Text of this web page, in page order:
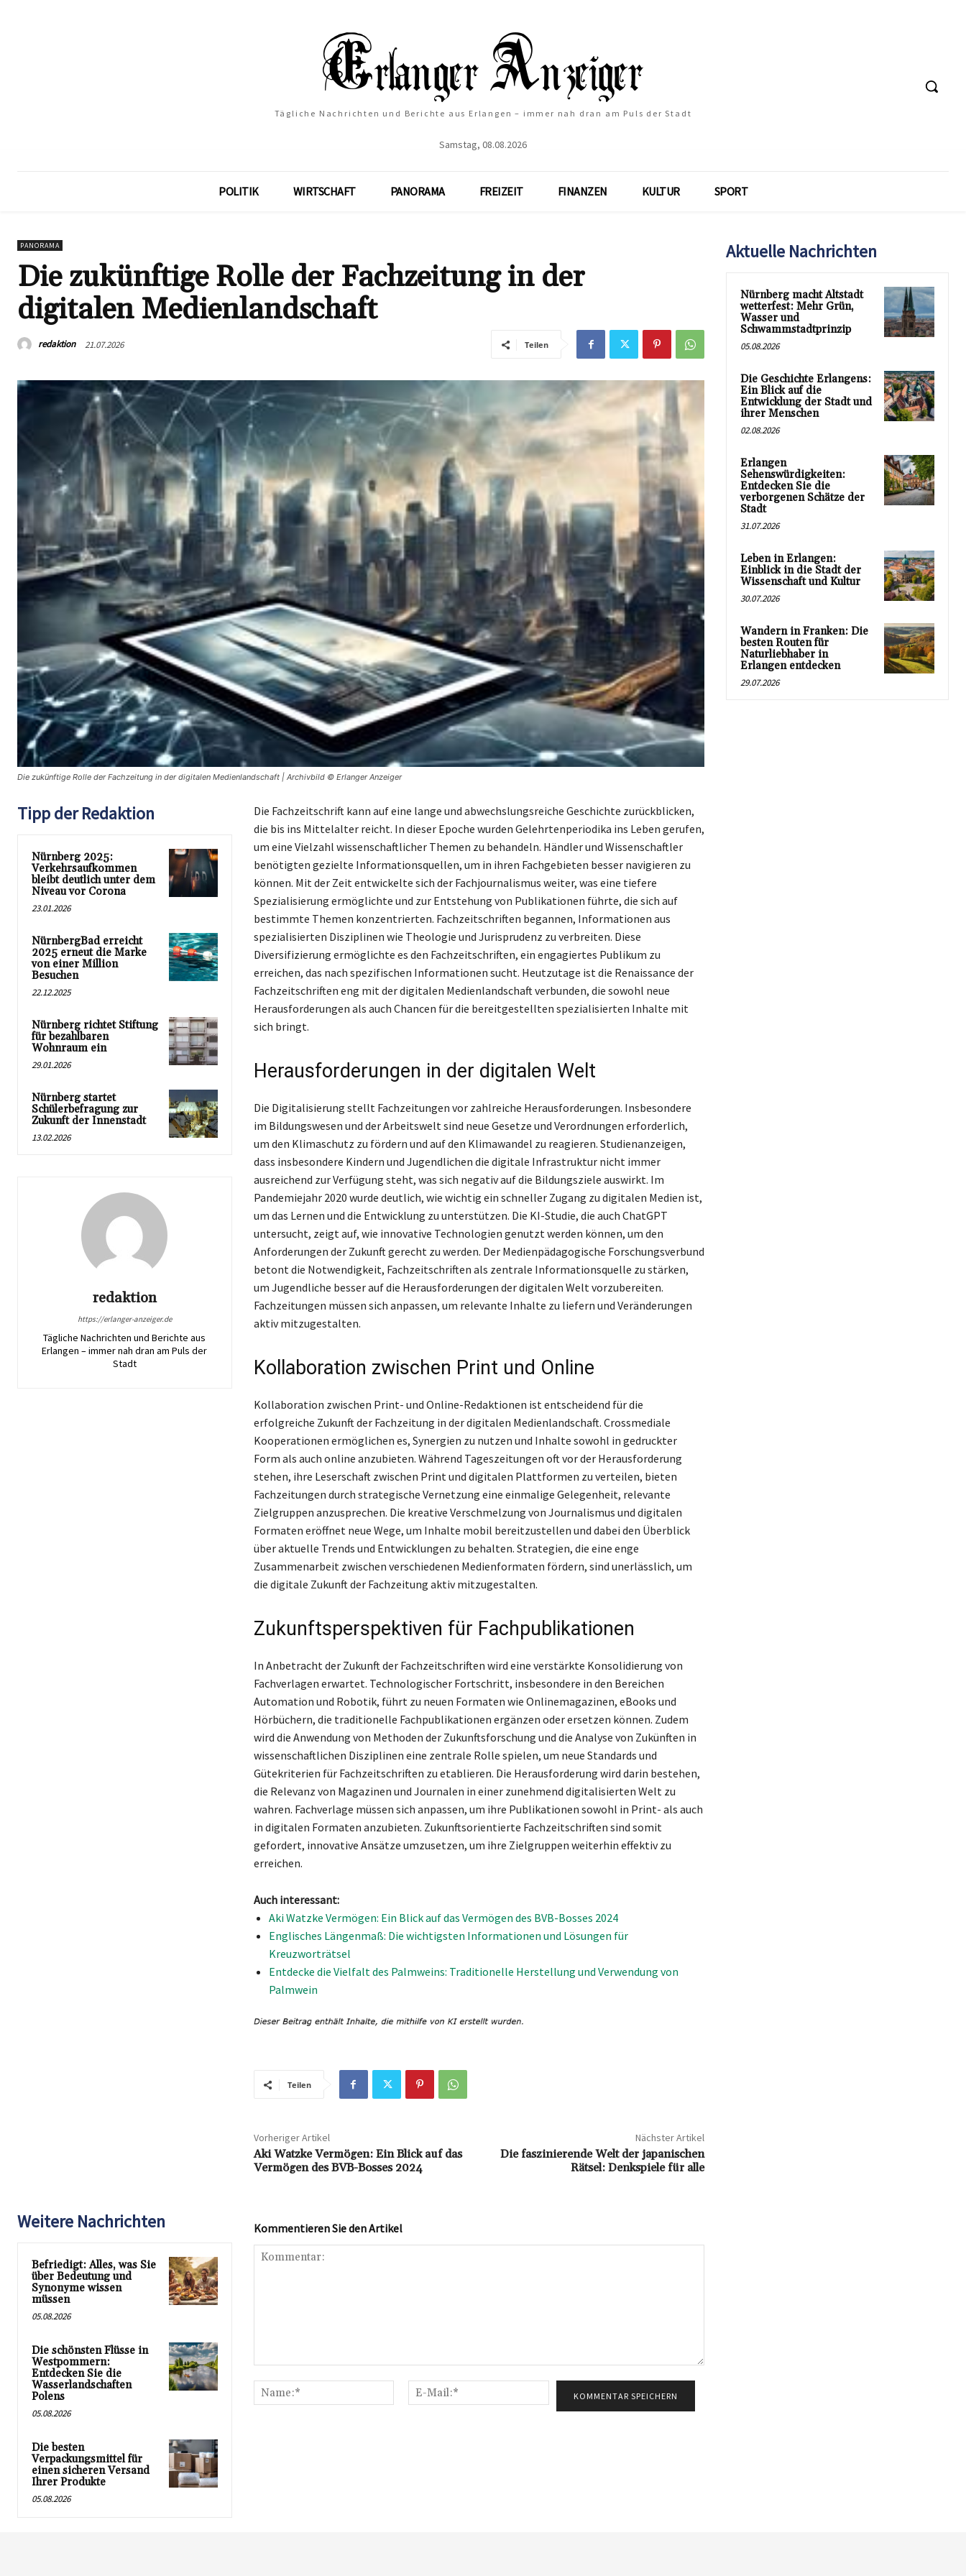
Tägliche Nachrichten und Berichte aus Erlangen – immer nah dran am Puls der Stadt
Samstag, 08.08.2026
POLITIK WIRTSCHAFT PANORAMA FREIZEIT FINANZEN KULTUR SPORT
PANORAMA
Die zukünftige Rolle der Fachzeitung in der
digitalen Medienlandschaft
redaktion 21.07.2026 Teilen
Die zukünftige Rolle der Fachzeitung in der digitalen Medienlandschaft | Archivbild © Erlanger Anzeiger
Tipp der Redaktion
Nürnberg 2025:
Verkehrsaufkommen
bleibt deutlich unter dem
Niveau vor Corona
23.01.2026
NürnbergBad erreicht
2025 erneut die Marke
von einer Million
Besuchen
22.12.2025
Nürnberg richtet Stiftung
für bezahlbaren
Wohnraum ein
29.01.2026
Nürnberg startet
Schülerbefragung zur
Zukunft der Innenstadt
13.02.2026
redaktion
https://erlanger-anzeiger.de
Tägliche Nachrichten und Berichte aus
Erlangen – immer nah dran am Puls der
Stadt
Die Fachzeitschrift kann auf eine lange und abwechslungsreiche Geschichte zurückblicken,
die bis ins Mittelalter reicht. In dieser Epoche wurden Gelehrtenperiodika ins Leben gerufen,
um eine Vielzahl wissenschaftlicher Themen zu behandeln. Händler und Wissenschaftler
benötigten gezielte Informationsquellen, um in ihren Fachgebieten besser navigieren zu
können. Mit der Zeit entwickelte sich der Fachjournalismus weiter, was eine tiefere
Spezialisierung ermöglichte und zur Entstehung von Publikationen führte, die sich auf
bestimmte Themen konzentrierten. Fachzeitschriften begannen, Informationen aus
spezialisierten Disziplinen wie Theologie und Jurisprudenz zu verbreiten. Diese
Diversifizierung ermöglichte es den Fachzeitschriften, ein engagiertes Publikum zu
erreichen, das nach spezifischen Informationen sucht. Heutzutage ist die Renaissance der
Fachzeitschriften eng mit der digitalen Medienlandschaft verbunden, die sowohl neue
Herausforderungen als auch Chancen für die bereitgestellten spezialisierten Inhalte mit
sich bringt.
Herausforderungen in der digitalen Welt
Die Digitalisierung stellt Fachzeitungen vor zahlreiche Herausforderungen. Insbesondere
im Bildungswesen und der Arbeitswelt sind neue Gesetze und Verordnungen erforderlich,
um den Klimaschutz zu fördern und auf den Klimawandel zu reagieren. Studienanzeigen,
dass insbesondere Kindern und Jugendlichen die digitale Infrastruktur nicht immer
ausreichend zur Verfügung steht, was sich negativ auf die Bildungsziele auswirkt. Im
Pandemiejahr 2020 wurde deutlich, wie wichtig ein schneller Zugang zu digitalen Medien ist,
um das Lernen und die Entwicklung zu unterstützen. Die KI-Studie, die auch ChatGPT
untersucht, zeigt auf, wie innovative Technologien genutzt werden können, um den
Anforderungen der Zukunft gerecht zu werden. Der Medienpädagogische Forschungsverbund
betont die Notwendigkeit, Fachzeitschriften als zentrale Informationsquelle zu stärken,
um Jugendliche besser auf die Herausforderungen der digitalen Welt vorzubereiten.
Fachzeitungen müssen sich anpassen, um relevante Inhalte zu liefern und Veränderungen
aktiv mitzugestalten.
Kollaboration zwischen Print und Online
Kollaboration zwischen Print- und Online-Redaktionen ist entscheidend für die
erfolgreiche Zukunft der Fachzeitung in der digitalen Medienlandschaft. Crossmediale
Kooperationen ermöglichen es, Synergien zu nutzen und Inhalte sowohl in gedruckter
Form als auch online anzubieten. Während Tageszeitungen oft vor der Herausforderung
stehen, ihre Leserschaft zwischen Print und digitalen Plattformen zu verteilen, bieten
Fachzeitungen durch strategische Vernetzung eine einmalige Gelegenheit, relevante
Zielgruppen anzusprechen. Die kreative Verschmelzung von Journalismus und digitalen
Formaten eröffnet neue Wege, um Inhalte mobil bereitzustellen und dabei den Überblick
über aktuelle Trends und Entwicklungen zu behalten. Strategien, die eine enge
Zusammenarbeit zwischen verschiedenen Medienformaten fördern, sind unerlässlich, um
die digitale Zukunft der Fachzeitung aktiv mitzugestalten.
Zukunftsperspektiven für Fachpublikationen
In Anbetracht der Zukunft der Fachzeitschriften wird eine verstärkte Konsolidierung von
Fachverlagen erwartet. Technologischer Fortschritt, insbesondere in den Bereichen
Automation und Robotik, führt zu neuen Formaten wie Onlinemagazinen, eBooks und
Hörbüchern, die traditionelle Fachpublikationen ergänzen oder ersetzen können. Zudem
wird die Anwendung von Methoden der Zukunftsforschung und die Analyse von Zukünften in
wissenschaftlichen Disziplinen eine zentrale Rolle spielen, um neue Standards und
Gütekriterien für Fachzeitschriften zu etablieren. Die Herausforderung wird darin bestehen,
die Relevanz von Magazinen und Journalen in einer zunehmend digitalisierten Welt zu
wahren. Fachverlage müssen sich anpassen, um ihre Publikationen sowohl in Print- als auch
in digitalen Formaten anzubieten. Zukunftsorientierte Fachzeitschriften sind somit
gefordert, innovative Ansätze umzusetzen, um ihre Zielgruppen weiterhin effektiv zu
erreichen.
Auch interessant:
Aki Watzke Vermögen: Ein Blick auf das Vermögen des BVB-Bosses 2024
Englisches Längenmaß: Die wichtigsten Informationen und Lösungen für
Kreuzworträtsel
Entdecke die Vielfalt des Palmweins: Traditionelle Herstellung und Verwendung von
Palmwein
Teilen
Vorheriger Artikel
Aki Watzke Vermögen: Ein Blick auf das
Vermögen des BVB-Bosses 2024
Nächster Artikel
Die faszinierende Welt der japanischen
Rätsel: Denkspiele für alle
Weitere Nachrichten
Befriedigt: Alles, was Sie
über Bedeutung und
Synonyme wissen
müssen
05.08.2026
Die schönsten Flüsse in
Westpommern:
Entdecken Sie die
Wasserlandschaften
Polens
05.08.2026
Die besten
Verpackungsmittel für
einen sicheren Versand
Ihrer Produkte
05.08.2026
Kommentieren Sie den Artikel
Name:*
Mail:*
Aktuelle Nachrichten
Nürnberg macht Altstadt
wetterfest: Mehr Grün,
Wasser und
Schwammstadtprinzip
05.08.2026
Die Geschichte Erlangens:
Ein Blick auf die
Entwicklung der Stadt und
ihrer Menschen
02.08.2026
Erlangen
Sehenswürdigkeiten:
Entdecken Sie die
verborgenen Schätze der
Stadt
31.07.2026
Leben in Erlangen:
Einblick in die Stadt der
Wissenschaft und Kultur
30.07.2026
Wandern in Franken: Die
besten Routen für
Naturliebhaber in
Erlangen entdecken
29.07.2026